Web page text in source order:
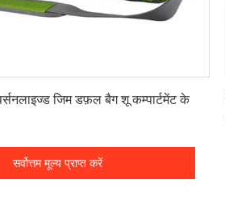
जिम डफ़ल बैग शू कम्पार्टमेंट के
सर्वोत्तम मूल्य प्राप्त करें